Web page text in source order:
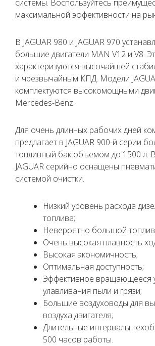
системы. Воспользуйтесь
максимальной эффективности на
В JAGUAR 980 и JAGUAR 970
большие двигатели MAN V12 и V8.
характеризуются высочайшей
и чрезвычайным КПД. Модели
комплектуются высокомощными
Mercedes-Benz.
Для очень длинных рабочих дней
предлагает в JAGUAR 900-й серии
топливный бак объемом до 1500 л.
JAGUAR серийно оснащены
системой очистки.
Низкий уровень расхода
топлива;
Невероятно большой
Очень высокая плавность
Высокая экономичность;
Оптимальная доступность;
Эффективное вращающееся
улавливания пыли и грязи;
Большие воздуховоды для
воздуха двигателя;
Длительные интервалы
500 часов работы.